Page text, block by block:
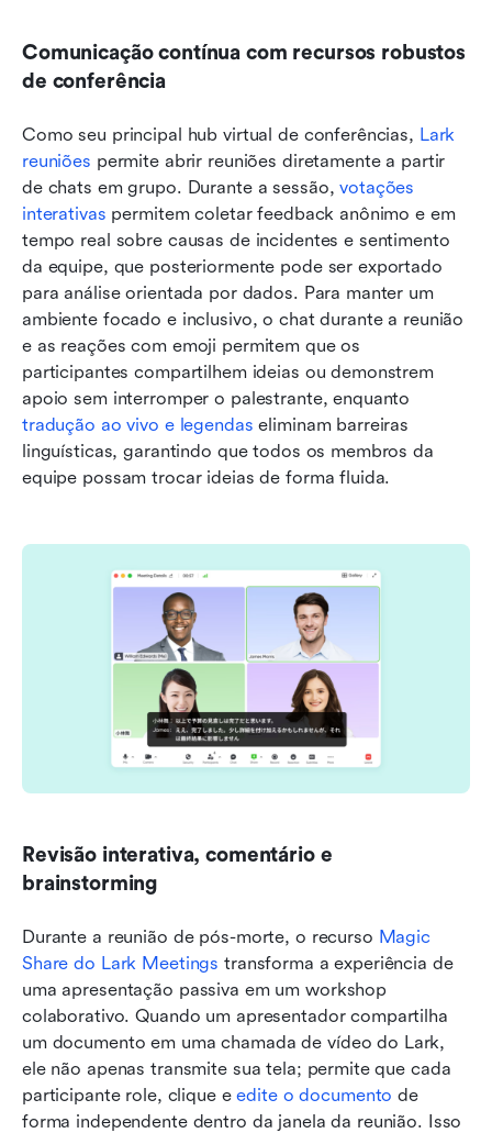
Comunicação contínua com recursos robustos
de conferência
Como seu principal hub virtual de conferências, Lark
reuniões permite abrir reuniões diretamente a partir
de chats em grupo. Durante a sessão, votações
interativas permitem coletar feedback anônimo e em
tempo real sobre causas de incidentes e sentimento
da equipe, que posteriormente pode ser exportado
para análise orientada por dados. Para manter um
ambiente focado e inclusivo, o chat durante a reunião
e as reações com emoji permitem que os
participantes compartilhem ideias ou demonstrem
tradução ao vivo e legendas eliminam barreiras
linguísticas, garantindo que todos os membros da
equipe possam trocar ideias de forma fluida.
Revisão interativa, comentário e
brainstorming
Durante a reunião de pós-morte, o recurso Magic
Share do Lark Meetings transforma a experiência de
uma apresentação passiva em um workshop
colaborativo. Quando um apresentador compartilha
um documento em uma chamada de vídeo do Lark,
ele não apenas transmite sua tela; permite que cada
participante role, clique e edite o documento de
forma independente dentro da janela da reunião. Isso